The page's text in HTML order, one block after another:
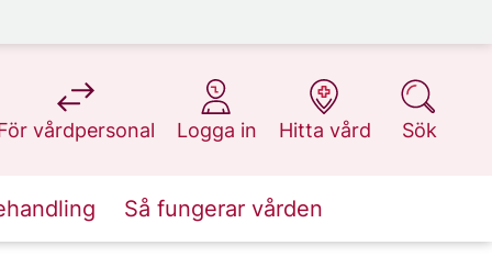
vårdpersonal
på 1177.se
Logga in
på 1177.se
Hitta vård
på 1177.se
Sök
på 1177.se
Så fungerar vården